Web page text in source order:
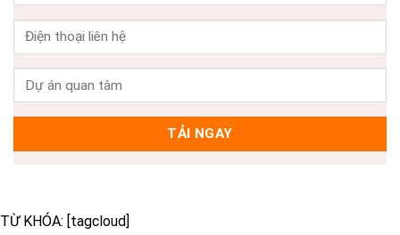
TỪ KHÓA: [tagcloud]